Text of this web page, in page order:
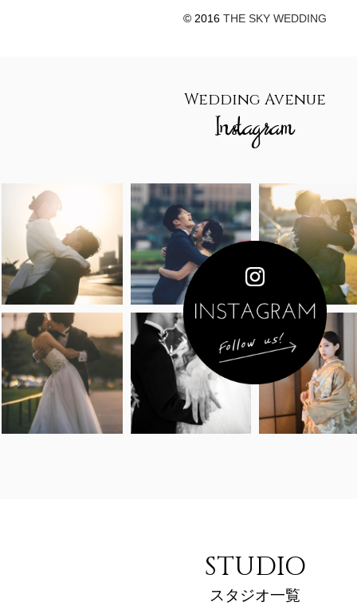
© 2016 THE SKY WEDDING
Wedding Avenue
Instagram
STUDIO
スタジオ一覧